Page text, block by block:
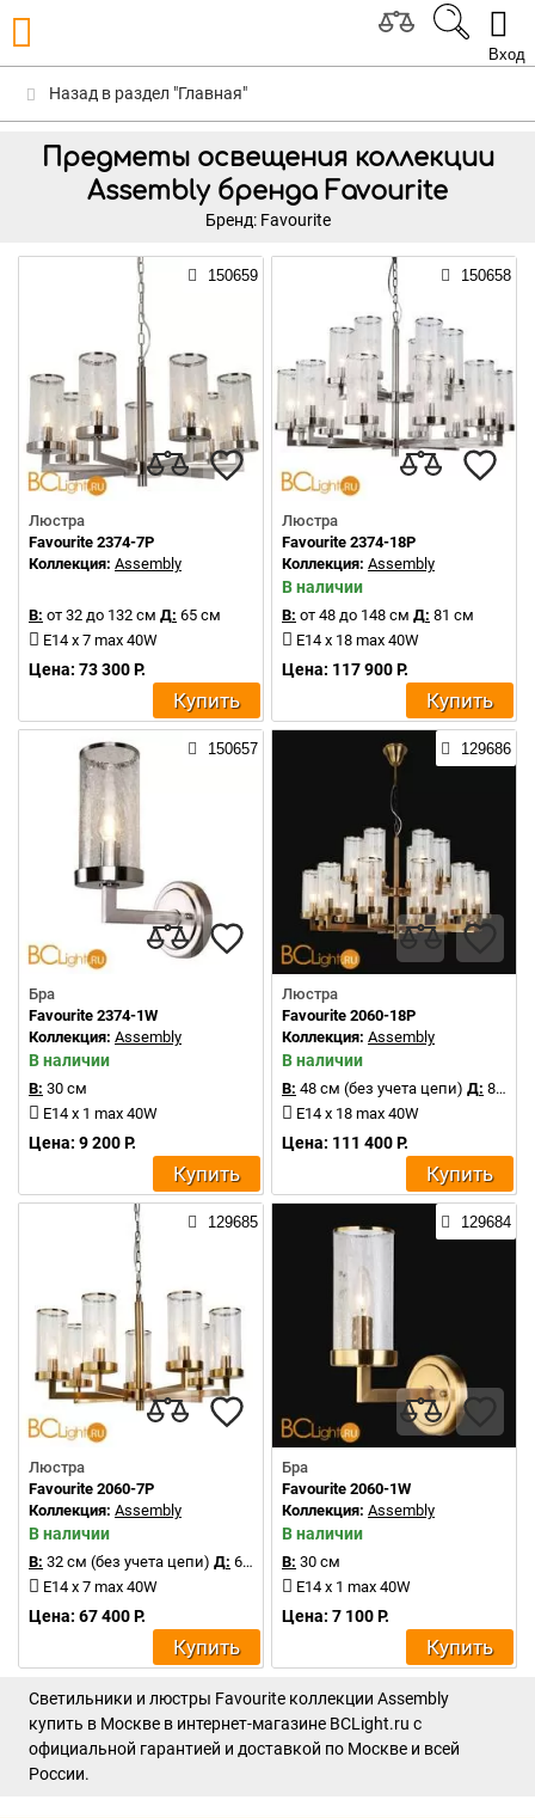
Вход
Назад в раздел "Главная"
Предметы освещения коллекции
Assembly бренда Favourite
Бренд: Favourite
150659
Люстра
Favourite 2374-7P
Коллекция: Assembly
В: от 32 до 132 см Д: 65 см
E14 x 7 max 40W
Цена: 73 300 Р.
Купить
150658
Люстра
Favourite 2374-18P
Коллекция: Assembly
В наличии
В: от 48 до 148 см Д: 81 см
E14 x 18 max 40W
Цена: 117 900 Р.
Купить
150657
Бра
Favourite 2374-1W
Коллекция: Assembly
В наличии
В: 30 см
E14 x 1 max 40W
Цена: 9 200 Р.
Купить
129686
Люстра
Favourite 2060-18P
Коллекция: Assembly
В наличии
В: 48 см (без учета цепи) Д: 81 см
E14 x 18 max 40W
Цена: 111 400 Р.
Купить
129685
Люстра
Favourite 2060-7P
Коллекция: Assembly
В наличии
В: 32 см (без учета цепи) Д: 65 см
E14 x 7 max 40W
Цена: 67 400 Р.
Купить
129684
Бра
Favourite 2060-1W
Коллекция: Assembly
В наличии
В: 30 см
E14 x 1 max 40W
Цена: 7 100 Р.
Купить
Светильники и люстры Favourite коллекции Assembly
купить в Москве в интернет-магазине BCLight.ru с
официальной гарантией и доставкой по Москве и всей
России.